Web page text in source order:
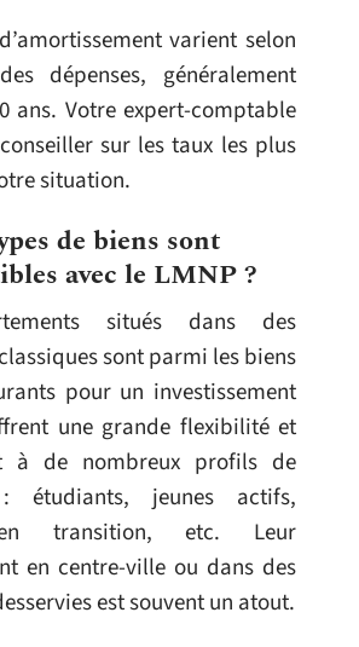
varient selon
dépenses, généralement
ans. Votre expert-comptable
sur les taux les plus
situation.
de biens sont
avec le LMNP ?
situés dans des
sont parmi les biens
pour un investissement
une grande flexibilité et
à de nombreux profils de
étudiants, jeunes actifs,
transition, etc. Leur
en centre-ville ou dans des
est souvent un atout.